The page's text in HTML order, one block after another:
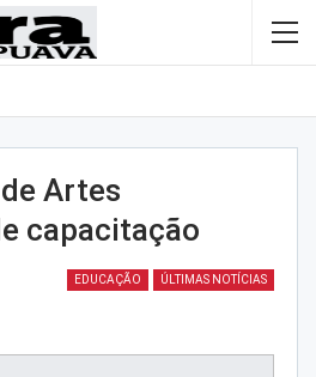
Artes
capacitação
EDUCAÇÃO ÚLTIMAS NOTÍCIAS